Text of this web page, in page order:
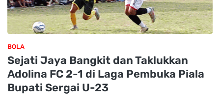
BOLA
Sejati Jaya Bangkit dan Taklukkan
Adolina FC 2-1 di Laga Pembuka Piala
Bupati Sergai U-23